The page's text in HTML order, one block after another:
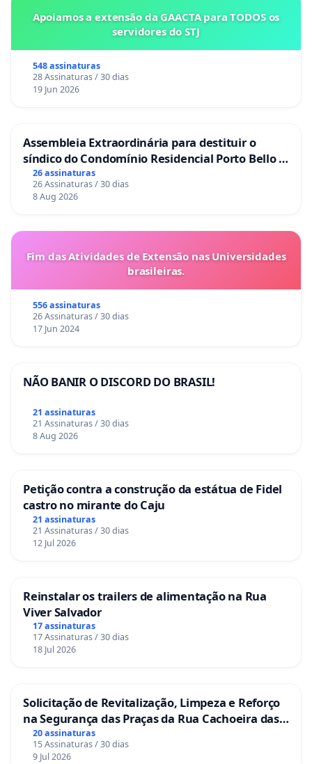
Apoiamos a extensão da GAACTA para TODOS os
servidores do STJ
548 assinaturas
28 Assinaturas / 30 dias
19 Jun 2026
Assembleia Extraordinária para destituir o
síndico do Condomínio Residencial Porto Bello -
La Casa
26 assinaturas
26 Assinaturas / 30 dias
8 Aug 2026
Fim das Atividades de Extensão nas Universidades
brasileiras.
556 assinaturas
26 Assinaturas / 30 dias
17 Jun 2024
NÃO BANIR O DISCORD DO BRASIL!
21 assinaturas
21 Assinaturas / 30 dias
8 Aug 2026
Petição contra a construção da estátua de Fidel
castro no mirante do Caju
21 assinaturas
21 Assinaturas / 30 dias
12 Jul 2026
Reinstalar os trailers de alimentação na Rua
Viver Salvador
17 assinaturas
17 Assinaturas / 30 dias
18 Jul 2026
Solicitação de Revitalização, Limpeza e Reforço
na Segurança das Praças da Rua Cachoeira das
Sete Ilhas
20 assinaturas
15 Assinaturas / 30 dias
9 Jul 2026